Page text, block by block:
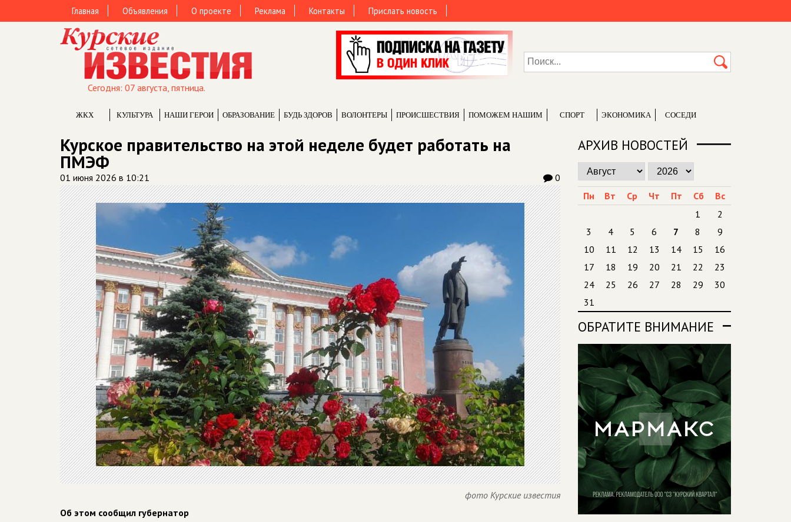
Главная Объявления О проекте Реклама Контакты Прислать новость
Сегодня: 07 августа, пятница.
ЖКХ КУЛЬТУРА НАШИ ГЕРОИ ОБРАЗОВАНИЕ БУДЬ ЗДОРОВ ВОЛОНТЕРЫ ПРОИCШЕСТВИЯ ПОМОЖЕМ НАШИМ СПОРТ ЭКОНОМИКА СОСЕДИ
Курское правительство на этой неделе будет работать на
ПМЭФ
01 июня 2026 в 10:21 0
фото Курские известия
Об этом сообщил губернатор
АРХИВ НОВОСТЕЙ
Пн Вт Ср Чт Пт Сб
Вс
1
2
3
4 5 6 7 8
9
10
11 12 13 14 15
16
17
18 19 20 21 22
23
24
25 26 27 28 29
30
31
ОБРАТИТЕ ВНИМАНИЕ